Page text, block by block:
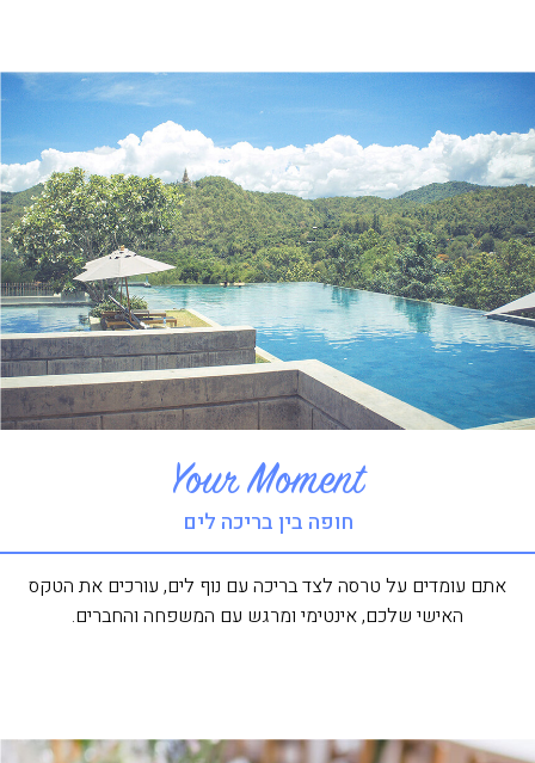
Your Moment
חופה בין בריכה לים
אתם עומדים על טרסה לצד בריכה עם נוף לים, עורכים את הטקס
האישי שלכם, אינטימי ומרגש עם המשפחה והחברים.